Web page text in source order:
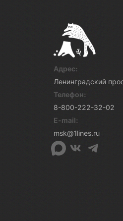
Адрес:
Ленинградский
Телефон:
8-800-222-32-02
E-mail:
msk@1lines.ru